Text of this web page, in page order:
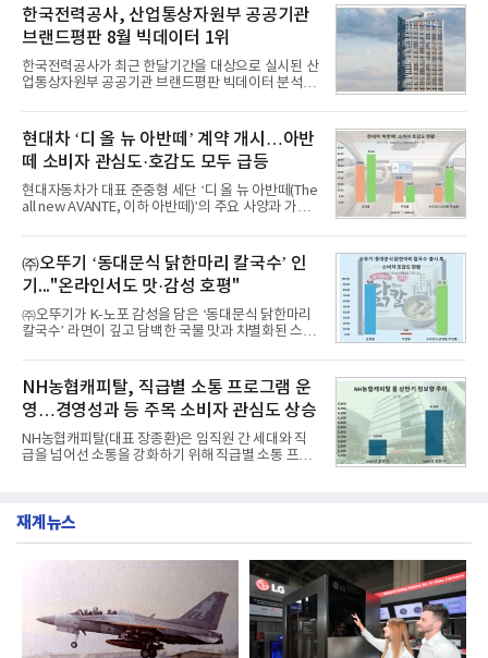
비스 상장기업 브랜드를 대상으로 지난 7월 7일부터
8월 7일까지 수집된 소비자 빅데이터 10,074,233건
을 분석한 결과, 메가스터디교육이 브랜드평판지수
1,710,926을 기록하며 8월 1위에 올랐다고 밝혔다.
분석에 활용된 빅데이터는 지난 7월(9,491,206건) 대
비 6.14% 증가한 수치로, 교육서비스 상장기업 브랜
디교육, 대교, 디지
한국전력공사, 산업통상자원부 공공기관
브랜드평판 8월 빅데이터 1위
한국전력공사가 최근 한달기간을 대상으로 실시된 산
업통상자원부 공공기관 브랜드평판 빅데이터 분석에
이 순으로 뒤를 이었다.7일 한국기업평판연구소(소장
구창환)는 산업통상자원부 공공기관 41개 브랜드를
대상으로 지난 7월 7일부터 8월 7일까지 수집된 소비
자 빅데이터 91,102,549건을 분석한 결과, 한국전력
공사가 브랜드평판지수 10,670,633을 기록하며 8월
1위에 올랐다고 밝혔다. 분석에 활용된 빅데이터는 지
난 7월(88,893,823건) 대비 2.48% 증가한 수치다.연
수력원자력, 한국석
현대차 ‘디 올 뉴 아반떼’ 계약 개시…아반
떼 소비자 관심도·호감도 모두 급등
현대자동차가 대표 준중형 세단 ‘디 올 뉴 아반떼(The
all new AVANTE, 이하 아반떼)’의 주요 사양과 가격
떼는 6년 만에 선보이는 8세대 완전변경 모델로, ▲정
교한 선과 면을 중심으로 완성한 파격적인 디자인 ▲
과거 중형 세단 수준으로 확대된 차체 제원 ▲글로벌
최고 수준의 안전성 ▲성능과 효율을 동시에 높인 주
행 완성도 ▲첨단 편의 및 디지털 사양 적용 등을 통해
글로벌 준중형 세단의 새로운 기준을 세웠다.아반떼
는 가솔린 2.0과 1.6 하이브리드 두 가지 파워트레인
넘
㈜오뚜기 ‘동대문식 닭한마리 칼국수’ 인
기..."온라인서도 맛·감성 호평"
㈜오뚜기가 K-노포 감성을 담은 ‘동대문식 닭한마리
칼국수’ 라면이 깊고 담백한 국물 맛과 차별화된 스토
혔다.‘동대문식 닭한마리 칼국수’는 예상을 뛰어넘는
소비자 호응에 힘입어 지난 7월 13일 첫 선을 보인 지
단 18일 만에 누적 판매량 50만 개를 돌파하는 성과를
거두었다.이번 신제품은 개발진이 전국의 닭한마리
전문점을 직접 찾아 다니며 최적의 육수 비율을 완성
했다. 자극적이지 않으면서도 깊은 닭육수에 마늘의
개운한 풍미를 더했으며, 국물이 잘 배어들면서도 쫄
서도
NH농협캐피탈, 직급별 소통 프로그램 운
영…경영성과 등 주목 소비자 관심도 상승
NH농협캐피탈(대표 장종환)은 임직원 간 세대와 직
급을 넘어선 소통을 강화하기 위해 직급별 소통 프로
영지원부 홍보팀과 2026년 새로이(e)＊가 공동 주관
쳐 진행됐다.참고로 새로이(e)는 NH농협캐피탈 MZ
세대들로(과장~계장) 구성된 자율 참여조직으로, 조
직문화 혁신과 업무 효율성 향상을 위한 다양한 활동
을 추진하며,새로운 변화와 이로운 영향력을 조직전
반에 전파하는 역할
재계뉴스